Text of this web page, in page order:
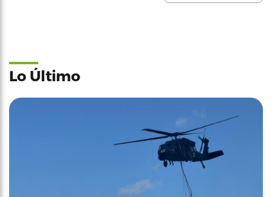
Lo Último